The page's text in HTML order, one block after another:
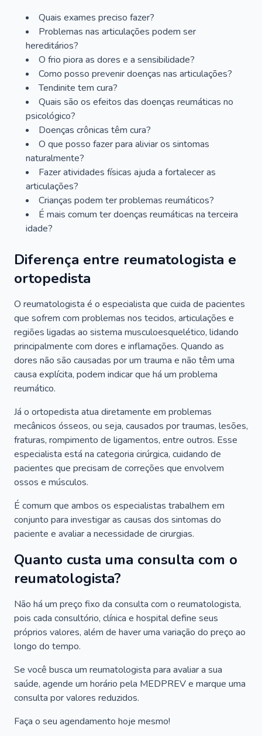
Quais exames preciso fazer?
Problemas nas articulações podem ser
hereditários?
O frio piora as dores e a sensibilidade?
Como posso prevenir doenças nas articulações?
Tendinite tem cura?
Quais são os efeitos das doenças reumáticas no
psicológico?
Doenças crônicas têm cura?
O que posso fazer para aliviar os sintomas
naturalmente?
Fazer atividades físicas ajuda a fortalecer as
articulações?
Crianças podem ter problemas reumáticos?
É mais comum ter doenças reumáticas na terceira
idade?
Diferença entre reumatologista e
ortopedista
O reumatologista é o especialista que cuida de pacientes
que sofrem com problemas nos tecidos, articulações e
regiões ligadas ao sistema musculoesquelético, lidando
principalmente com dores e inflamações. Quando as
dores não são causadas por um trauma e não têm uma
causa explícita, podem indicar que há um problema
reumático.
Já o ortopedista atua diretamente em problemas
mecânicos ósseos, ou seja, causados por traumas, lesões,
fraturas, rompimento de ligamentos, entre outros. Esse
especialista está na categoria cirúrgica, cuidando de
pacientes que precisam de correções que envolvem
ossos e músculos.
É comum que ambos os especialistas trabalhem em
conjunto para investigar as causas dos sintomas do
paciente e avaliar a necessidade de cirurgias.
Quanto custa uma consulta com o
reumatologista?
Não há um preço fixo da consulta com o reumatologista,
pois cada consultório, clínica e hospital define seus
próprios valores, além de haver uma variação do preço ao
longo do tempo.
Se você busca um reumatologista para avaliar a sua
saúde, agende um horário pela MEDPREV e marque uma
consulta por valores reduzidos.
Faça o seu agendamento hoje mesmo!